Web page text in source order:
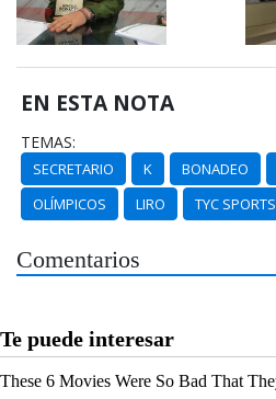
EN ESTA NOTA
TEMAS:
SECRETARIO K BONADEO
OLÍMPICOS
LIRO TYC SPORTS
Comentarios